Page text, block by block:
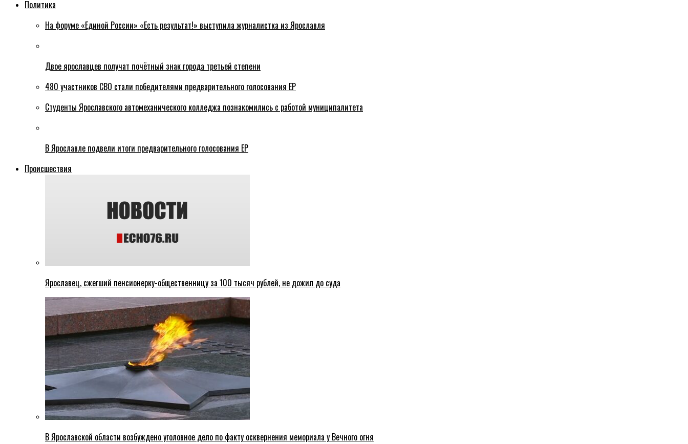
Политика
На форуме «Единой России» «Есть результат!» выступила журналистка из Ярославля
Двое ярославцев получат почётный знак города третьей степени
480 участников СВО стали победителями предварительного голосования ЕР
Студенты Ярославского автомеханического колледжа познакомились с работой муниципалитета
В Ярославле подвели итоги предварительного голосования ЕР
Происшествия
Ярославец, сжегший пенсионерку-общественницу за 100 тысяч рублей, не дожил до суда
В Ярославской области возбуждено уголовное дело по факту осквернения мемориала у Вечного огня